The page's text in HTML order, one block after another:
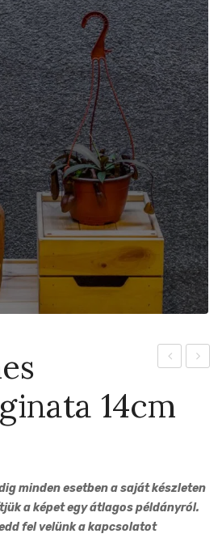
14cm
14cm
minden esetben a saját készleten
a képet egy átlagos példányról.
fel velünk a kapcsolatot